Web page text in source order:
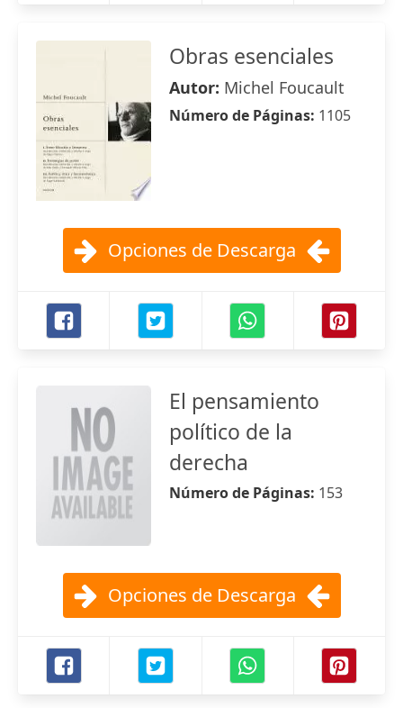
Obras esenciales
Autor: Michel Foucault
Número de Páginas: 1105
Opciones de Descarga
El pensamiento
político de la
derecha
Número de Páginas: 153
Opciones de Descarga